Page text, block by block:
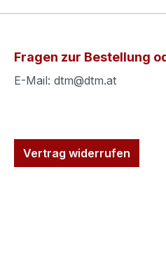
Fragen zur Bestellung
E-Mail: dtm@dtm.at
Vertrag widerrufen